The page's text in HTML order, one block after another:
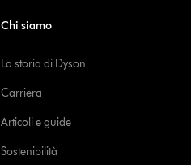
Chi siamo
La storia di Dyson
Carriera
Articoli e guide
Sostenibilità